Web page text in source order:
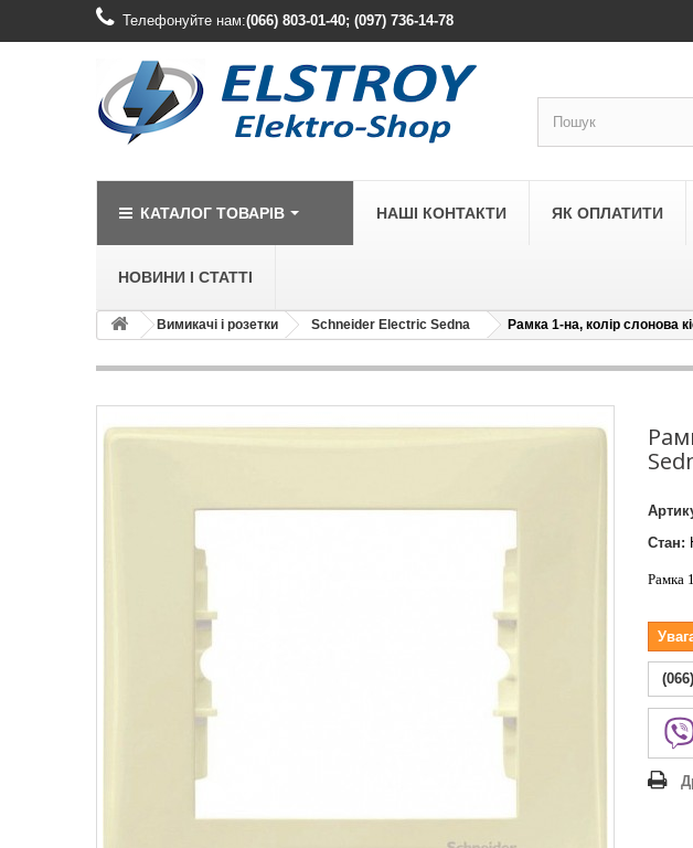
Телефонуйте нам:(066) 803-01-40; (097) 736-14-78
КАТАЛОГ ТОВАРІВ
LEGRAND
Legrand SUNO
Legrand Valena Allure
Legrand Valena Life
НАШІ КОНТАКТИ ЯК ОПЛАТИТИ
НОВИНИ І СТАТТІ
Вимикачі і розетки Schneider Electric Sedna Рамка 1-на, колір слонова
Стан:
Рамка